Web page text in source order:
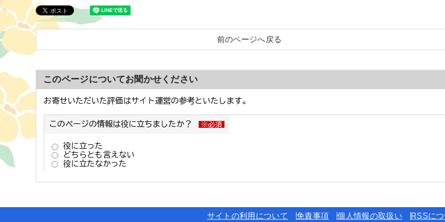
前のページへ戻る
このページについてお聞かせください
サイトの利用について 免責事項 個人情報の取扱い RSSに